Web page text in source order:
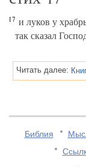
17 и луков у
так сказал
Читать далее:
Библия